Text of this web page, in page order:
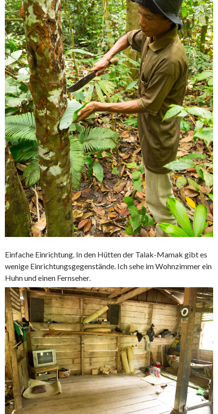
Einfache Einrichtung. In den Hütten der Talak-Mamak gibt es
wenige Einrichtungsgegenstände. Ich sehe im Wohnzimmer ein
Huhn und einen Fernseher.